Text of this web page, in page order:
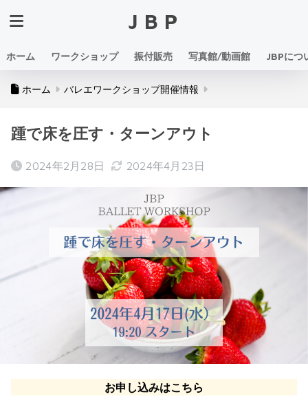
JBP
ホーム ワークショップ 振付販売 写真館/動画館 JBPにつ
ホーム バレエワークショップ開催情報
踵で床を圧す・ターンアウト
2024年2月28日 2024年4月23日
お申し込みはこちら